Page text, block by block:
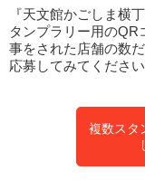
『天文館かごしま横
タンプラリー用のQR
事をされた店舗の数
応募してみてください
複数スタ